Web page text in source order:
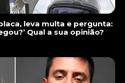
leva multa e pergunta:
Qual a sua opinião?